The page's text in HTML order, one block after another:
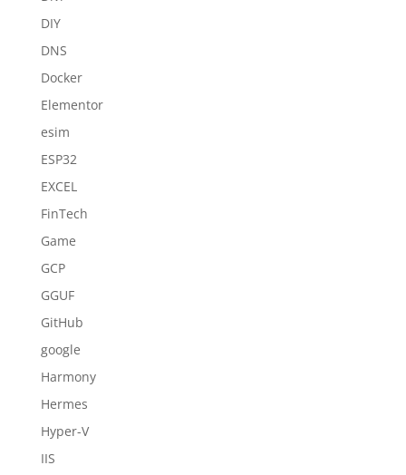
DIY
DNS
Docker
Elementor
esim
ESP32
EXCEL
FinTech
Game
GCP
GGUF
GitHub
google
Harmony
Hermes
Hyper-V
IIS